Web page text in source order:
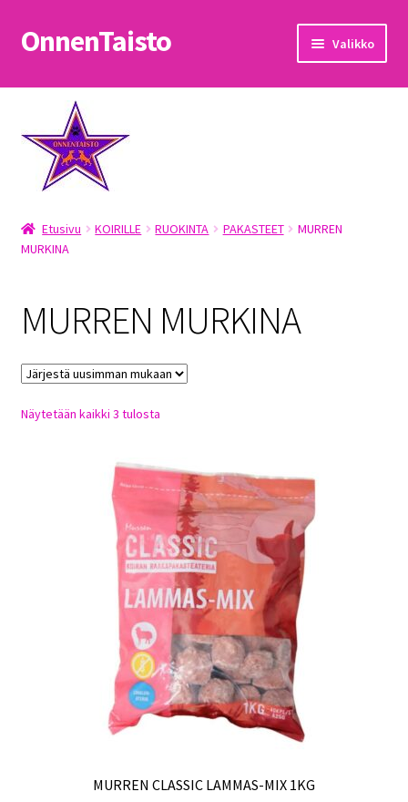
Siirry
navigointiin
Siirry
sisältöön
OnnenTaisto Valikko
Etusivu
Kassa
Oma tili
OnnenTaisto
Palautukset
Pojat
Sulo
Tietosuojaseloste
Etusivu KOIRILLE RUOKINTA PAKASTEET
MURREN
MURKINA
MURREN MURKINA
Näytetään kaikki 3 tulostaSorted
MURREN CLASSIC LAMMAS-MIX 1KG